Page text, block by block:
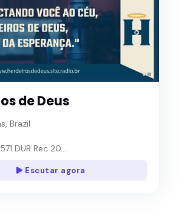
de Deus
Brazil
DUR Rec 20...
Escutar agora